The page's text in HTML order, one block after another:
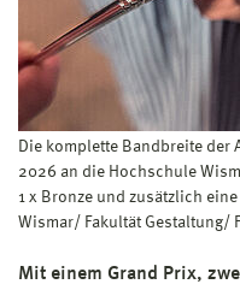
Die komplette Bandbreite der
2026 an die Hochschule
1 x Bronze und zusätzlich
Wismar/ Fakultät Gestaltung/
Mit einem Grand Prix,